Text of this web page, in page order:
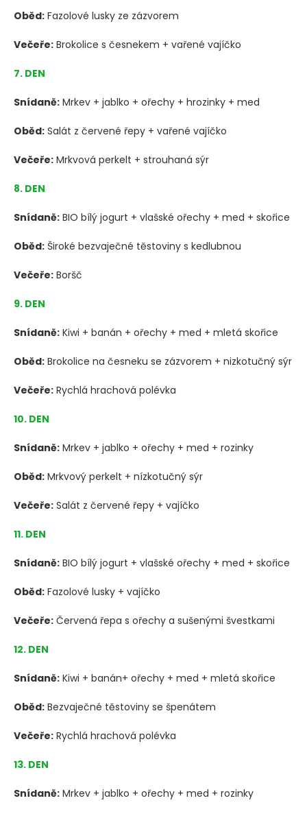
Oběd: Fazolové lusky ze zázvorem
Večeře: Brokolice s česnekem + vařené vajíčko
7. DEN
Snídaně: Mrkev + jablko + ořechy + hrozinky + med
Oběd: Salát z červené řepy + vařené vajíčko
Večeře: Mrkvová perkelt + strouhaná sýr
8. DEN
Snídaně: BIO bílý jogurt + vlašské ořechy + med + skořice
Oběd: Široké bezvaječné těstoviny s kedlubnou
Večeře: Boršč
9. DEN
Snídaně: Kiwi + banán + ořechy + med + mletá skořice
Oběd: Brokolice na česneku se zázvorem + nizkotučný sýr
Večeře: Rychlá hrachová polévka
10. DEN
Snídaně: Mrkev + jablko + ořechy + med + rozinky
Oběd: Mrkvový perkelt + nízkotučný sýr
Večeře: Salát z červené řepy + vajíčko
11. DEN
Snídaně: BIO bílý jogurt + vlašské ořechy + med + skořice
Oběd: Fazolové lusky + vajíčko
Večeře: Červená řepa s ořechy a sušenými švestkami
12. DEN
Snídaně: Kiwi + banán+ ořechy + med + mletá skořice
Oběd: Bezvaječné těstoviny se špenátem
Večeře: Rychlá hrachová polévka
13. DEN
Snídaně: Mrkev + jablko + ořechy + med + rozinky